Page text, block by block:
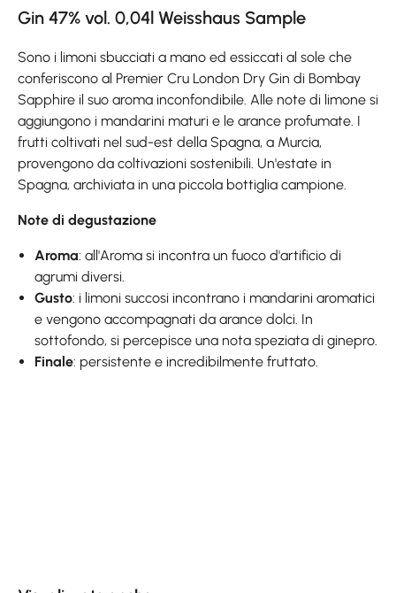
Gin 47% vol. 0,04l Weisshaus Sample
Sono i limoni sbucciati a mano ed essiccati al sole che
conferiscono al Premier Cru London Dry Gin di Bombay
Sapphire il suo aroma inconfondibile. Alle note di limone si
aggiungono i mandarini maturi e le arance profumate. I
frutti coltivati nel sud-est della Spagna, a Murcia,
provengono da coltivazioni sostenibili. Un'estate in
Spagna, archiviata in una piccola bottiglia campione.
Note di degustazione
Aroma: all'Aroma si incontra un fuoco d'artificio di
agrumi diversi.
Gusto: i limoni succosi incontrano i mandarini aromatici
e vengono accompagnati da arance dolci. In
sottofondo, si percepisce una nota speziata di ginepro.
Finale: persistente e incredibilmente fruttato.